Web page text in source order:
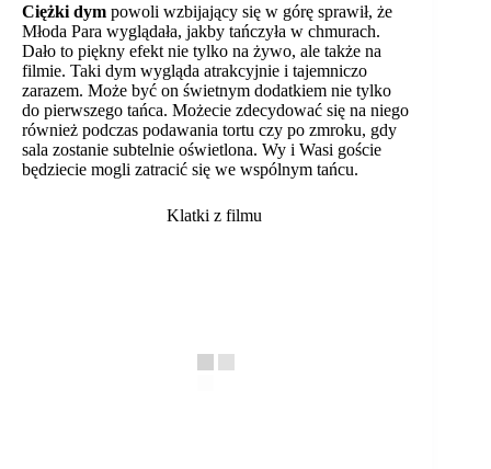
Ciężki dym powoli wzbijający się w górę sprawił, że
Młoda Para wyglądała, jakby tańczyła w chmurach.
Dało to piękny efekt nie tylko na żywo, ale także na
filmie. Taki dym wygląda atrakcyjnie i tajemniczo
zarazem. Może być on świetnym dodatkiem nie tylko
do pierwszego tańca. Możecie zdecydować się na niego
również podczas podawania tortu czy po zmroku, gdy
sala zostanie subtelnie oświetlona. Wy i Wasi goście
będziecie mogli zatracić się we wspólnym tańcu.
Klatki z filmu